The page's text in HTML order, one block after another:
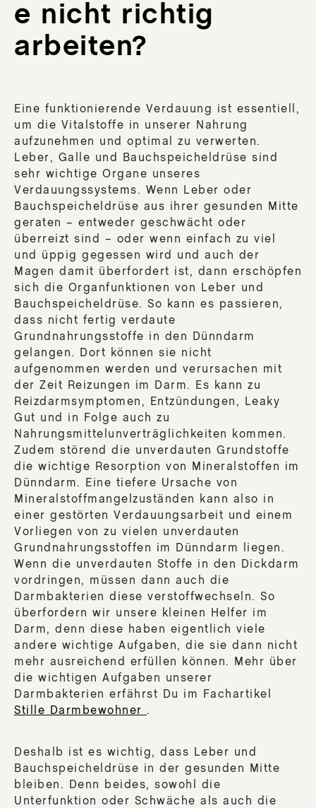
e nicht richtig
arbeiten?
Eine funktionierende Verdauung ist essentiell,
um die Vitalstoffe in unserer Nahrung
aufzunehmen und optimal zu verwerten.
Leber, Galle und Bauchspeicheldrüse sind
sehr wichtige Organe unseres
Verdauungssystems. Wenn Leber oder
Bauchspeicheldrüse aus ihrer gesunden Mitte
geraten – entweder geschwächt oder
überreizt sind – oder wenn einfach zu viel
und üppig gegessen wird und auch der
Magen damit überfordert ist, dann erschöpfen
sich die Organfunktionen von Leber und
Bauchspeicheldrüse. So kann es passieren,
dass nicht fertig verdaute
Grundnahrungsstoffe in den Dünndarm
gelangen. Dort können sie nicht
aufgenommen werden und verursachen mit
der Zeit Reizungen im Darm. Es kann zu
Reizdarmsymptomen, Entzündungen, Leaky
Gut und in Folge auch zu
Nahrungsmittelunverträglichkeiten kommen.
Zudem störend die unverdauten Grundstoffe
die wichtige Resorption von Mineralstoffen im
Dünndarm. Eine tiefere Ursache von
Mineralstoffmangelzuständen kann also in
einer gestörten Verdauungsarbeit und einem
Vorliegen von zu vielen unverdauten
Grundnahrungsstoffen im Dünndarm liegen.
Wenn die unverdauten Stoffe in den Dickdarm
vordringen, müssen dann auch die
Darmbakterien diese verstoffwechseln. So
überfordern wir unsere kleinen Helfer im
Darm, denn diese haben eigentlich viele
andere wichtige Aufgaben, die sie dann nicht
mehr ausreichend erfüllen können. Mehr über
die wichtigen Aufgaben unserer
Darmbakterien erfährst Du im Fachartikel
Stille Darmbewohner .
Deshalb ist es wichtig, dass Leber und
Bauchspeicheldrüse in der gesunden Mitte
bleiben. Denn beides, sowohl die
Unterfunktion oder Schwäche als auch die